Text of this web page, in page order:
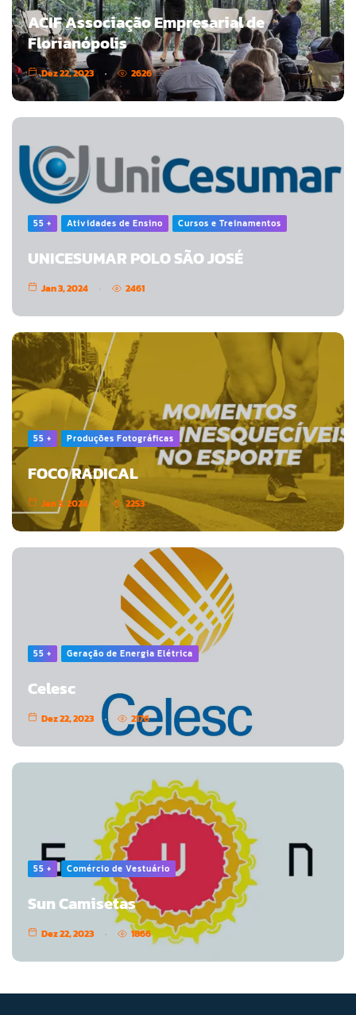
ACIF Associação Empresarial de
Florianópolis
Dez 22, 2023 2626
55 + Atividades de Ensino Cursos e Treinamentos
UNICESUMAR POLO SÃO JOSÉ
Jan 3, 2024 2461
55 + Produções Fotográficas
FOCO RADICAL
Jan 3, 2024 2253
55 + Geração de Energia Elétrica
Celesc
Dez 22, 2023 2176
55 + Comércio de Vestuário
Sun Camisetas
Dez 22, 2023 1866